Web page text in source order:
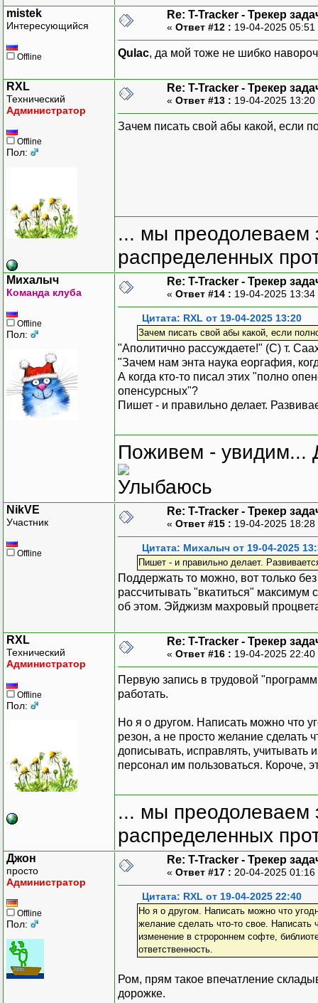
mistek
Интересующийся
Offline
Re: T-Tracker - Трекер
« Ответ #12 : 19-04-2025
Qulac, да мой тоже не шибко
RXL
Технический
Администратор
Offline
Пол:
Re: T-Tracker - Трекер
« Ответ #13 : 19-04-2025
Зачем писать свой абы какой, если
... мы преодолеваем
распределенных
Михалыч
Команда клуба
Offline
Пол:
Re: T-Tracker - Трекер
« Ответ #14 : 19-04-2025
Цитата: RXL от 19-04-2025 13:20
Зачем писать свой абы какой, если
"Аполитично рассуждаете!" (С) т.
"Зачем нам энта наука еоргафия,
А когда кто-то писал этих "полно
опенсурсных"?
Пишет - и правильно делает.
Поживем - увидим...
NikVE
Участник
Offline
Re: T-Tracker - Трекер
« Ответ #15 : 19-04-2025
Цитата: Михалыч от 19-04-2025
Пишет - и правильно делает.
Поддержать то можно, вот только
рассчитывать "вкатиться" максимум
об этом. Эйджизм махровый
RXL
Технический
Администратор
Offline
Пол:
Re: T-Tracker - Трекер
« Ответ #16 : 19-04-2025
Первую запись в трудовой
работать.
Но я о другом. Написать можно что
резон, а не просто желание сделать
дописывать, исправлять, учитывать
персонал им пользоваться. Короче,
... мы преодолеваем
распределенных
Джон
просто
Администратор
Offline
Пол:
Re: T-Tracker - Трекер
« Ответ #17 : 20-04-2025
Цитата: RXL от 19-04-2025 22:40
Но я о другом. Написать можно что
желание сделать что-то свое.
изменение в стророннем софте,
ответственность.
Ром, прям такое впечатление
дорожке.